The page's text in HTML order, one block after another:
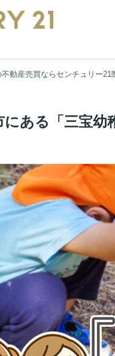
動産売買ならセンチュリー21
にある「三宝幼